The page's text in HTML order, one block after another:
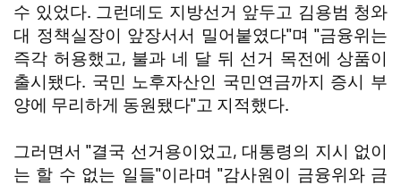
수 있었다. 그런데도 지방선거 앞두고 김용범 청와
대 정책실장이 앞장서서 밀어붙였다"며 "금융위는
즉각 허용했고, 불과 네 달 뒤 선거 목전에 상품이
출시됐다. 국민 노후자산인 국민연금까지 증시 부
양에 무리하게 동원됐다"고 지적했다.
그러면서 "결국 선거용이었고, 대통령의 지시 없이
는 할 수 없는 일들"이라며 "감사원이 금융위와 금